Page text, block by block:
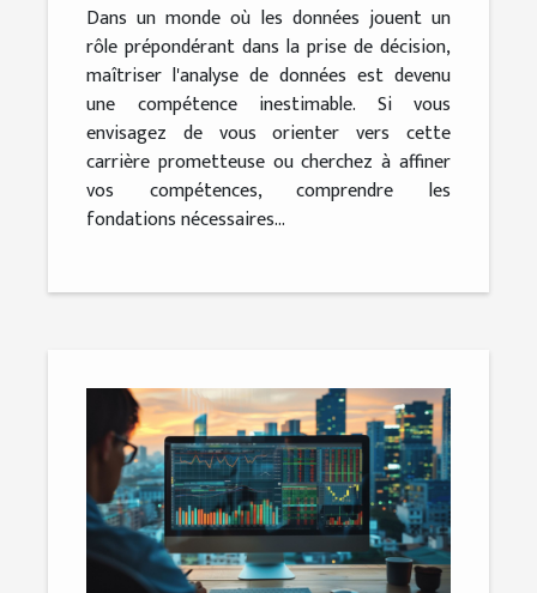
Dans un monde où les données jouent un
rôle prépondérant dans la prise de décision,
maîtriser l'analyse de données est devenu
une compétence inestimable. Si vous
envisagez de vous orienter vers cette
carrière prometteuse ou cherchez à affiner
vos compétences, comprendre les
fondations nécessaires...